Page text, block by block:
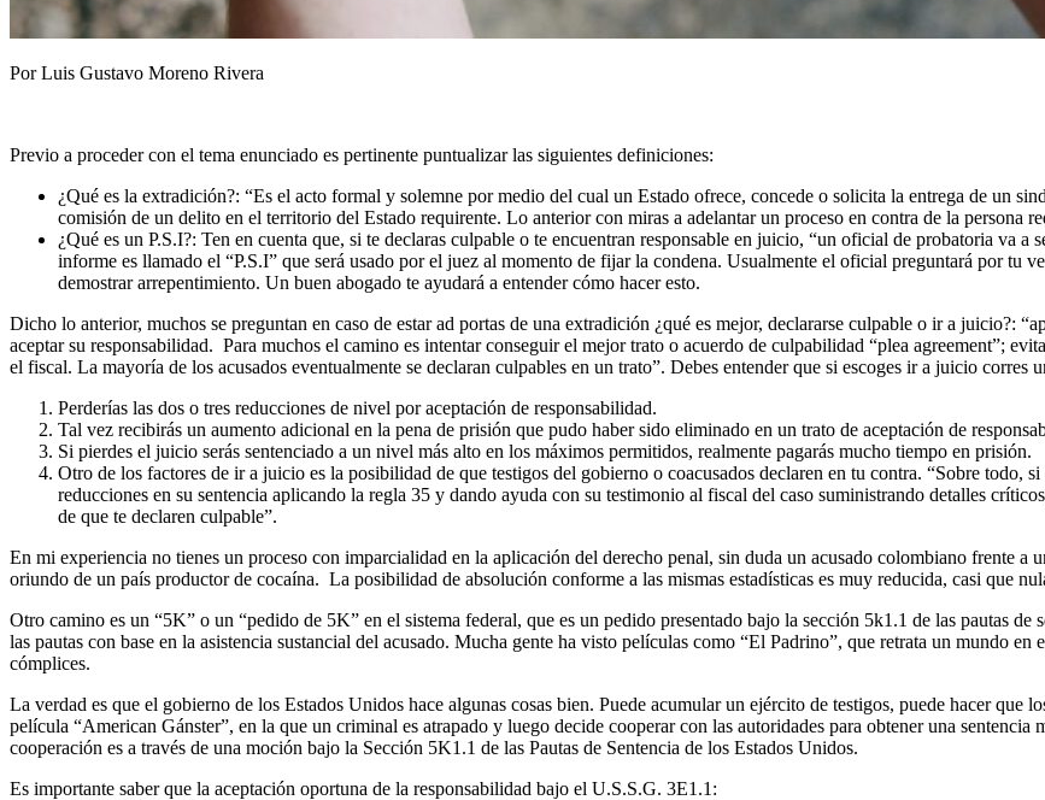
Por Luis Gustavo Moreno Rivera
Previo a proceder con el tema enunciado es pertinente puntualizar las siguientes definiciones:
¿Qué es la extradición?: “Es el acto formal y solemne por medio del cual un Estado ofrece, concede o solicita la entrega de un
comisión de un delito en el territorio del Estado requirente. Lo anterior con miras a adelantar un proceso en contra de la persona
¿Qué es un P.S.I?: Ten en cuenta que, si te declaras culpable o te encuentran responsable en juicio, “un oficial de probatoria va
informe es llamado el “P.S.I” que será usado por el juez al momento de fijar la condena. Usualmente el oficial preguntará por tu
demostrar arrepentimiento. Un buen abogado te ayudará a entender cómo hacer esto.
Dicho lo anterior, muchos se preguntan en caso de estar ad portas de una extradición ¿qué es mejor, declararse culpable o ir a juicio?:
aceptar su responsabilidad. Para muchos el camino es intentar conseguir el mejor trato o acuerdo de culpabilidad “plea agreement”;
el fiscal. La mayoría de los acusados eventualmente se declaran culpables en un trato”. Debes entender que si escoges ir a juicio corres
Perderías las dos o tres reducciones de nivel por aceptación de responsabilidad.
Tal vez recibirás un aumento adicional en la pena de prisión que pudo haber sido eliminado en un trato de aceptación de
Si pierdes el juicio serás sentenciado a un nivel más alto en los máximos permitidos, realmente pagarás mucho tiempo en prisión.
Otro de los factores de ir a juicio es la posibilidad de que testigos del gobierno o coacusados declaren en tu contra. “Sobre todo,
reducciones en su sentencia aplicando la regla 35 y dando ayuda con su testimonio al fiscal del caso suministrando detalles
de que te declaren culpable”.
En mi experiencia no tienes un proceso con imparcialidad en la aplicación del derecho penal, sin duda un acusado colombiano frente a
oriundo de un país productor de cocaína. La posibilidad de absolución conforme a las mismas estadísticas es muy reducida, casi que
Otro camino es un “5K” o un “pedido de 5K” en el sistema federal, que es un pedido presentado bajo la sección 5k1.1 de las pautas
las pautas con base en la asistencia sustancial del acusado. Mucha gente ha visto películas como “El Padrino”, que retrata un mundo
cómplices.
La verdad es que el gobierno de los Estados Unidos hace algunas cosas bien. Puede acumular un ejército de testigos, puede hacer que
película “American Gánster”, en la que un criminal es atrapado y luego decide cooperar con las autoridades para obtener una
cooperación es a través de una moción bajo la Sección 5K1.1 de las Pautas de Sentencia de los Estados Unidos.
Es importante saber que la aceptación oportuna de la responsabilidad bajo el U.S.S.G. 3E1.1: